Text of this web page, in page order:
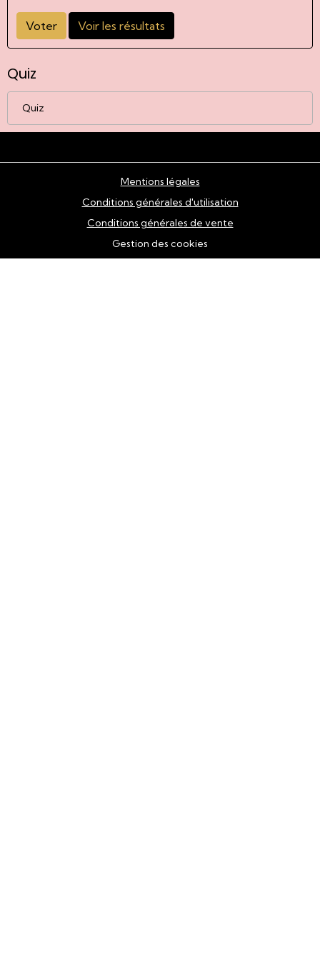
Voter Voir les résultats
Quiz
Quiz
Mentions légales
Conditions générales d'utilisation
Conditions générales de vente
Gestion des cookies